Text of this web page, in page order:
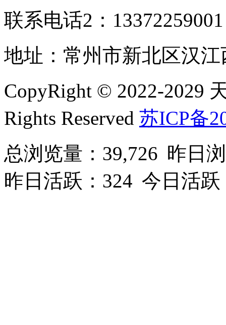
联系电话2：
地址：常州市新北区汉江
CopyRight © 2022-2029
Rights Reserved 苏ICP备
总浏览量：39,726 昨日
昨日活跃：324 今日活跃